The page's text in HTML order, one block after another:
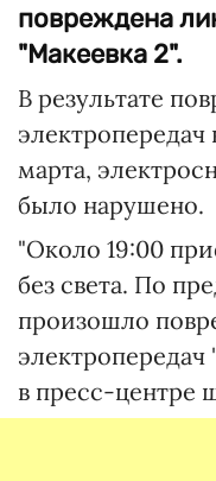
повреждена
"Макеевка 2".
В результате
электропередач
марта,
было нарушено.
"Около 19:00
без света. По
произошло
в пресс-центре